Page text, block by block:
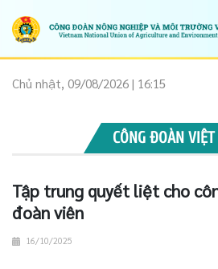
Chủ nhật, 09/08/2026 | 16:15
CÔNG ĐOÀN
Tập trung quyết liệt cho
đoàn viên
16/10/2025